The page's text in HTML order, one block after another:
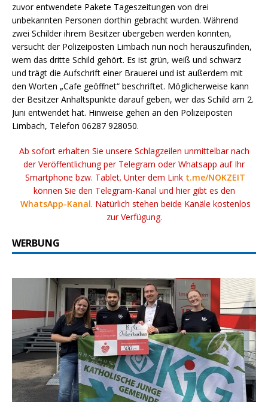
zuvor entwendete Pakete Tageszeitungen von drei
unbekannten Personen dorthin gebracht wurden. Während
zwei Schilder ihrem Besitzer übergeben werden konnten,
versucht der Polizeiposten Limbach nun noch herauszufinden,
wem das dritte Schild gehört. Es ist grün, weiß und schwarz
und trägt die Aufschrift einer Brauerei und ist außerdem mit
den Worten „Cafe geöffnet“ beschriftet. Möglicherweise kann
der Besitzer Anhaltspunkte darauf geben, wer das Schild am 2.
Juni entwendet hat. Hinweise gehen an den Polizeiposten
Limbach, Telefon 06287 928050.
Ab sofort erhalten Sie unsere Schlagzeilen unmittelbar nach
der Veröffentlichung per Telegram oder Whatsapp auf Ihr
Smartphone bzw. Tablet. Unter dem Link t.me/NOKZEIT
können Sie den Telegram-Kanal und hier gibt es den
WhatsApp-Kanal. Natürlich stehen beide Kanäle kostenlos
zur Verfügung.
WERBUNG